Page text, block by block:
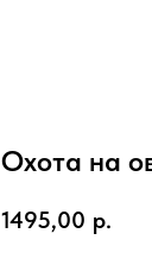
Охота на
1495,00 р.